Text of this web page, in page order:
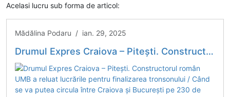
Acelasi lucru sub forma de articol:
Mădălina Podaru / ian. 29, 2025
Drumul Expres Craiova – Pitești. Constructorul român UMB a reluat lucrările pentru finalizarea tronsonului / Când se va putea circula între Craiova și București pe 230 de kilometri de drum de mare...